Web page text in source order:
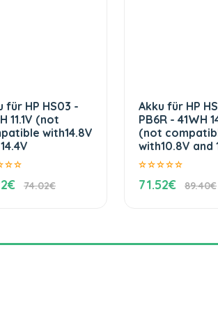
für HP HS03 -
11.1V (not
with14.8V
74.02€
Akku für HP
PB6R - 41WH
(not
with10.8V and
71.52€ 89.40€